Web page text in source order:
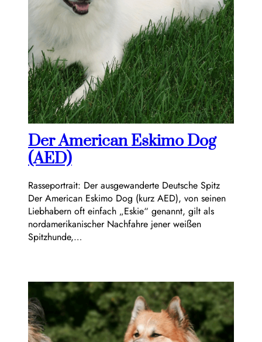
Der American Eskimo Dog
(AED)
Rasseportrait: Der ausgewanderte Deutsche Spitz
Der American Eskimo Dog (kurz AED), von seinen
Liebhabern oft einfach „Eskie“ genannt, gilt als
nordamerikanischer Nachfahre jener weißen
Spitzhunde,…